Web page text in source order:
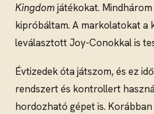
Kingdom játékokat.
kipróbáltam. A markolatokat a
leválasztott Joy-Conokkal is
Évtizedek óta játszom, és ez
rendszert és kontrollert
hordozható gépet is.